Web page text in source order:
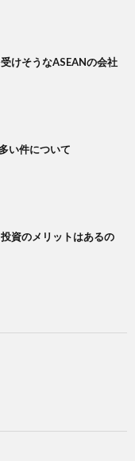
けそうなASEANの会社
い件について
資のメリットはあるの